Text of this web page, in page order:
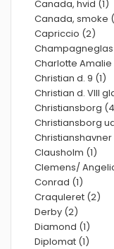
Canada, hvid (1)
Canada, smoke
Capriccio (2)
Champagneglas
Charlotte Amalie
Christian d. 9 (1)
Christian d. VIII
Christiansborg
Christiansborg
Christianshavner
Clausholm (1)
Clemens/
Conrad (1)
Craquleret (2)
Derby (2)
Diamond (1)
Diplomat (1)